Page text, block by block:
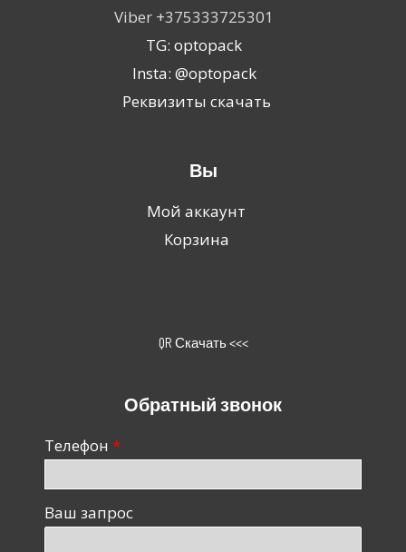
Viber +375333725301
TG: optopack
Insta: @optopack
Реквизиты скачать
Вы
Мой аккаунт
Корзина
QR Скачать <<<
Обратный звонок
Телефон
Ваш запрос